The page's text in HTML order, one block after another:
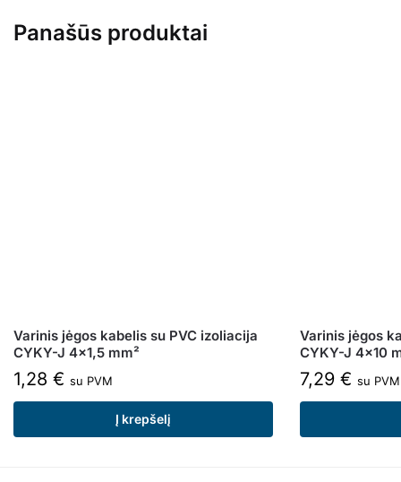
Panašūs produktai
Varinis jėgos kabelis su PVC izoliacija
CYKY-J 4×1,5 mm²
1,28 € su PVM
Į krepšelį
Varinis jėgos
CYKY-J 4×10
7,29 € su PVM